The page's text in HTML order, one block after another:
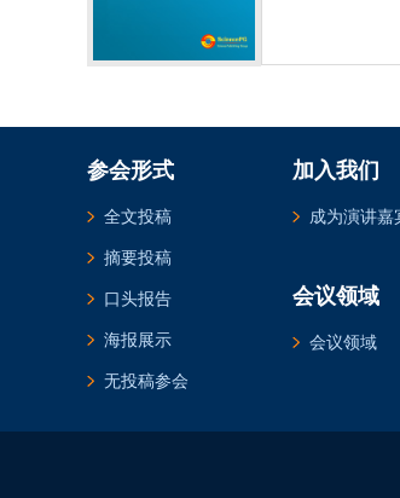
参会形式
全文投稿
摘要投稿
口头报告
海报展示
无投稿参会
加入我们
成为演讲嘉
会议领域
会议领域